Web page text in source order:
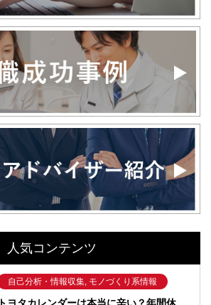
人気コンテンツ
自己分析・情報収集, モノづくり系情報